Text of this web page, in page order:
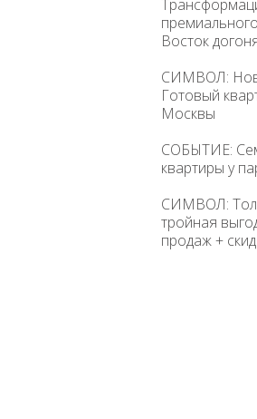
Восток
СИМВОЛ:
Готовый
Москвы
СОБЫТИЕ:
квартиры у
СИМВОЛ:
тройная
продаж +